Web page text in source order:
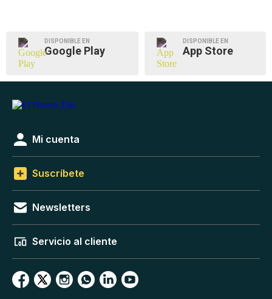
DISPONIBLE EN
Google Play
DISPONIBLE EN
App Store
Mi cuenta
Suscríbete
Newsletters
Servicio al cliente